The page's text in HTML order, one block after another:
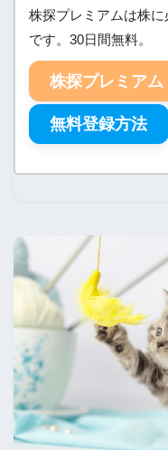
株探プレミアムは株
です。30日間無料。
株探プレミアム
無料登録方法